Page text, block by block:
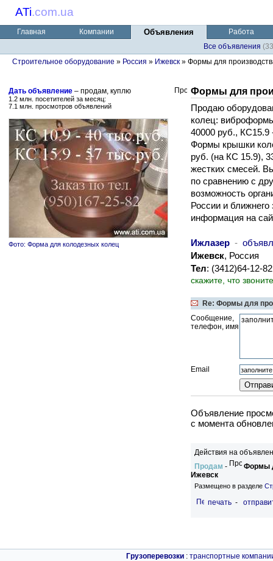
ATi.com.ua
Главная Компании Объявления
Работа
Все объявления
Строительное оборудование » Россия » Ижевск » Формы для
Дать объявление – продам, куплю
1.2 млн. посетителей за месяц:
7.1 млн. просмотров объявлений
Фото: Форма для колодезных колец
Формы для
Продаю
колец:
40000 руб., КС15.9
Формы крышки
руб. (на КС 15.9),
жестких смесей.
по сравнению с
возможность
России и
информация на
Ижлазер -
Ижевск, Россия
Тел: (3412)64-12-
скажите, что
Re: Формы для
Сообщение,
телефон, имя
Email
Объявление
c момента
Действия на
Продам -
Формы
Ижевск
Размещено в разделе
печать -
Грузоперевозки : транспортные